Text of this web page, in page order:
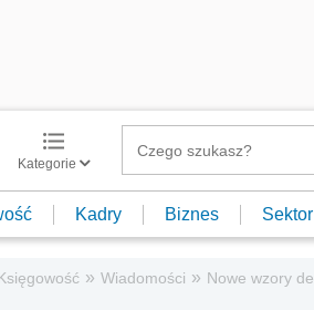
Kategorie
Kadry Biznes
» Wiadomości » Nowe wzory